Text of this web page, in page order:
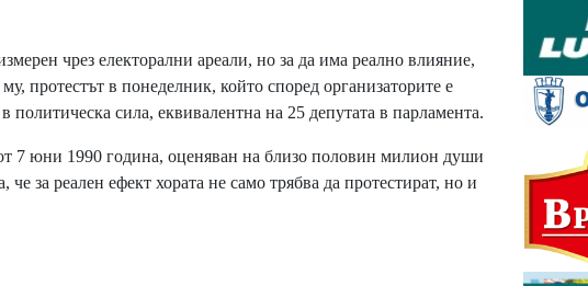
чрез електорални ареали, но за да има реално влияние,
протестът в понеделник, който според организаторите е
сила, еквивалентна на 25 депутата в парламента.
7 юни 1990 година, оценяван на близо половин милион души
за реален ефект хората не само трябва да протестират, но и